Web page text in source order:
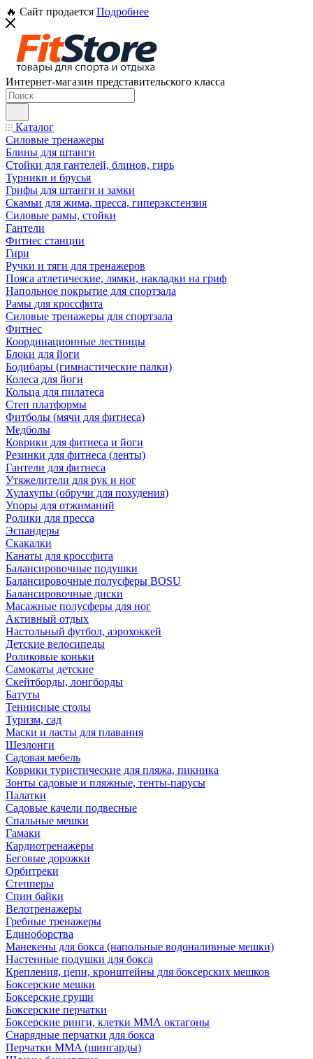
🔥 Сайт продается Подробнее
Интернет-магазин представительского класса
Каталог
Силовые тренажеры
Блины для штанги
Стойки для гантелей, блинов, гирь
Турники и брусья
Грифы для штанги и замки
Скамьи для жима, пресса, гиперэкстензия
Силовые рамы, стойки
Гантели
Фитнес станции
Гири
Ручки и тяги для тренажеров
Пояса атлетические, лямки, накладки на гриф
Напольное покрытие для спортзала
Рамы для кроссфита
Силовые тренажеры для спортзала
Фитнес
Координационные лестницы
Блоки для йоги
Бодибары (гимнастические палки)
Колеса для йоги
Кольца для пилатеса
Степ платформы
Фитболы (мячи для фитнеса)
Медболы
Коврики для фитнеса и йоги
Резинки для фитнеса (ленты)
Гантели для фитнеса
Утяжелители для рук и ног
Хулахупы (обручи для похудения)
Упоры для отжиманий
Ролики для пресса
Эспандеры
Скакалки
Канаты для кроссфита
Балансировочные подушки
Балансировочные полусферы BOSU
Балансировочные диски
Масажные полусферы для ног
Активный отдых
Настольный футбол, аэрохоккей
Детские велосипеды
Роликовые коньки
Самокаты детские
Скейтборды, лонгборды
Батуты
Теннисные столы
Туризм, сад
Маски и ласты для плавания
Шезлонги
Садовая мебель
Коврики туристические для пляжа, пикника
Зонты садовые и пляжные, тенты-парусы
Палатки
Садовые качели подвесные
Спальные мешки
Гамаки
Кардиотренажеры
Беговые дорожки
Орбитреки
Степперы
Спин байки
Велотренажеры
Гребные тренажеры
Единоборства
Манекены для бокса (напольные водоналивные мешки)
Настенные подушки для бокса
Крепления, цепи, кронштейны для боксерских мешков
Боксерские мешки
Боксерские груши
Боксерские перчатки
Боксерские ринги, клетки ММА октагоны
Снарядные перчатки для бокса
Перчатки MMA (шингарды)